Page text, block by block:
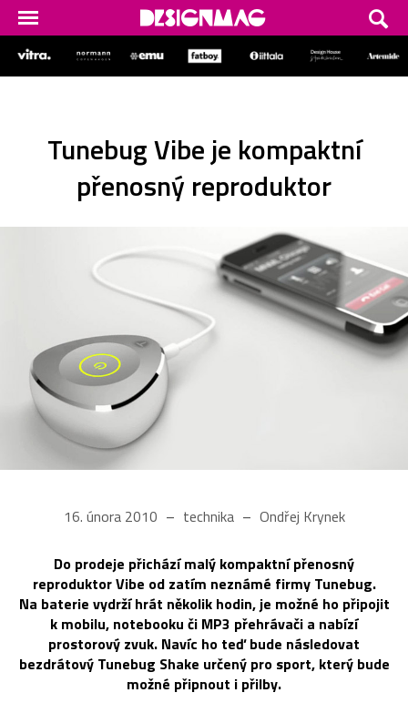
Tunebug Vibe je kompaktní
přenosný reproduktor
16. února 2010 technika Ondřej Krynek
Do prodeje přichází malý kompaktní přenosný
reproduktor Vibe od zatím neznámé firmy Tunebug.
Na baterie vydrží hrát několik hodin, je možné ho připojit
k mobilu, notebooku či MP3 přehrávači a nabízí
prostorový zvuk. Navíc ho teď bude následovat
bezdrátový Tunebug Shake určený pro sport, který bude
možné připnout i přilby.